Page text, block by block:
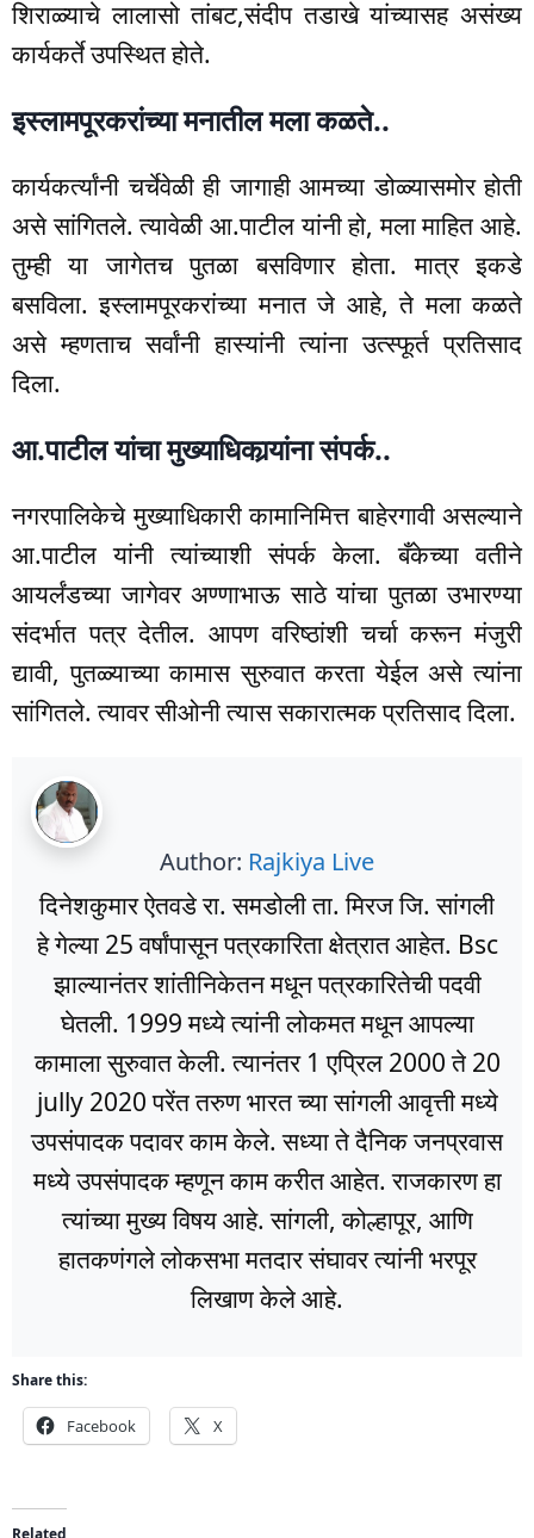
शिराळ्याचे लालासो तांबट,संदीप तडाखे यांच्यासह असंख्य
कार्यकर्ते उपस्थित होते.
इस्लामपूरकरांच्या मनातील मला कळते..
कार्यकर्त्यांनी चर्चेवेळी ही जागाही आमच्या डोळ्यासमोर होती
असे सांगितले. त्यावेळी आ.पाटील यांनी हो, मला माहित आहे.
तुम्ही या जागेतच पुतळा बसविणार होता. मात्र इकडे
बसविला. इस्लामपूरकरांच्या मनात जे आहे, ते मला कळते
असे म्हणताच सर्वांनी हास्यांनी त्यांना उत्स्फूर्त प्रतिसाद
दिला.
आ.पाटील यांचा मुख्याधिकार्‍यांना संपर्क..
नगरपालिकेचे मुख्याधिकारी कामानिमित्त बाहेरगावी असल्याने
आ.पाटील यांनी त्यांच्याशी संपर्क केला. बँकेच्या वतीने
आयर्लंडच्या जागेवर अण्णाभाऊ साठे यांचा पुतळा उभारण्या
संदर्भात पत्र देतील. आपण वरिष्ठांशी चर्चा करून मंजुरी
द्यावी, पुतळ्याच्या कामास सुरुवात करता येईल असे त्यांना
सांगितले. त्यावर सीओनी त्यास सकारात्मक प्रतिसाद दिला.
Author: Rajkiya Live
दिनेशकुमार ऐतवडे रा. समडोली ता. मिरज जि. सांगली
हे गेल्या 25 वर्षांपासून पत्रकारिता क्षेत्रात आहेत. Bsc
झाल्यानंतर शांतीनिकेतन मधून पत्रकारितेची पदवी
घेतली. 1999 मध्ये त्यांनी लोकमत मधून आपल्या
कामाला सुरुवात केली. त्यानंतर 1 एप्रिल 2000 ते 20
jully 2020 परेंत तरुण भारत च्या सांगली आवृत्ती मध्ये
उपसंपादक पदावर काम केले. सध्या ते दैनिक जनप्रवास
मध्ये उपसंपादक म्हणून काम करीत आहेत. राजकारण हा
त्यांच्या मुख्य विषय आहे. सांगली, कोल्हापूर, आणि
हातकणंगले लोकसभा मतदार संघावर त्यांनी भरपूर
लिखाण केले आहे.
Share this:
Facebook X
Related